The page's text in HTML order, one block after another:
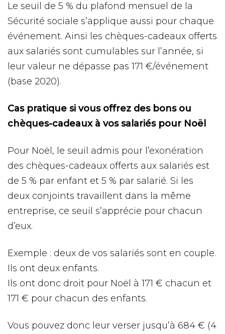
Le seuil de 5 % du plafond mensuel de la
Sécurité sociale s’applique aussi pour chaque
événement. Ainsi les chèques-cadeaux offerts
aux salariés sont cumulables sur l’année, si
leur valeur ne dépasse pas 171 €/événement
(base 2020).
Cas pratique si vous offrez des bons ou
chèques-cadeaux à vos salariés pour Noël
Pour Noël, le seuil admis pour l’exonération
des chèques-cadeaux offerts aux salariés est
de 5 % par enfant et 5 % par salarié. Si les
deux conjoints travaillent dans la même
entreprise, ce seuil s’apprécie pour chacun
d’eux.
Exemple : deux de vos salariés sont en couple.
Ils ont deux enfants.
Ils ont donc droit pour Noël à 171 € chacun et
171 € pour chacun des enfants.
Vous pouvez donc leur verser jusqu’à 684 € (4